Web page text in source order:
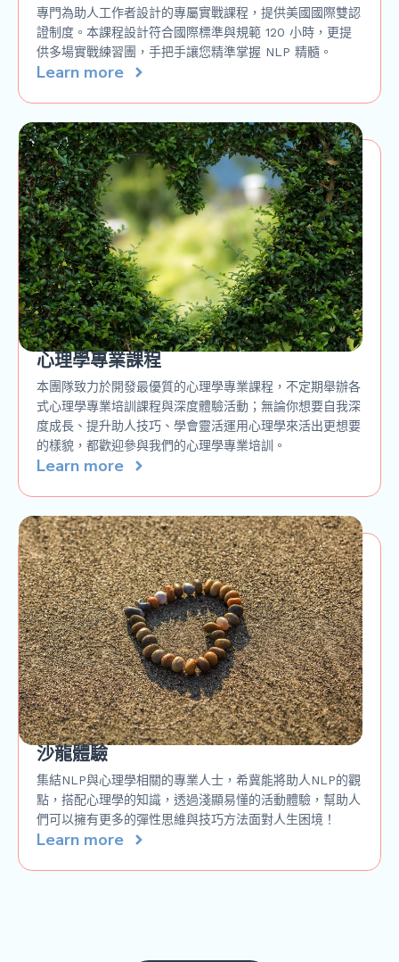
專門為助人工作者設計的專屬實戰課程，提供美國國際雙認
證制度。本課程設計符合國際標準與規範 120 小時，更提
供多場實戰練習團，手把手讓您精準掌握 NLP 精髓。
Learn more
心理學專業課程
本團隊致力於開發最優質的心理學專業課程，不定期舉辦各
式心理學專業培訓課程與深度體驗活動；無論你想要自我深
度成長、提升助人技巧、學會靈活運用心理學來活出更想要
的樣貌，都歡迎參與我們的心理學專業培訓。
Learn more
沙龍體驗
集結NLP與心理學相關的專業人士，希冀能將助人NLP的觀
點，搭配心理學的知識，透過淺顯易懂的活動體驗，幫助人
們可以擁有更多的彈性思維與技巧方法面對人生困境！
Learn more